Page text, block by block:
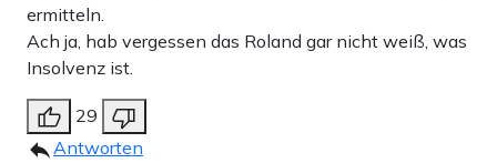
ermitteln.
Ach ja, hab vergessen das Roland gar nicht weiß, was
Insolvenz ist.
29
Antworten